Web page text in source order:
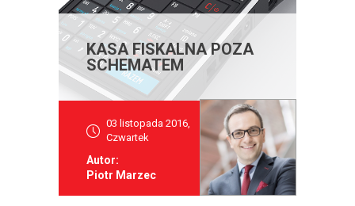
KASA FISKALNA POZA
SCHEMATEM
03 listopada 2016,
Czwartek
Autor:
Piotr Marzec